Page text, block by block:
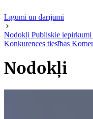
Līgumi un darījumi
Nodokļi Publiskie iepirkumi
Konkurences tiesības
Nodokļi